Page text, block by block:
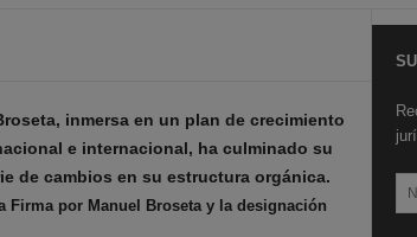
inmersa en un plan de crecimiento
e internacional, ha culminado su
de cambios en su estructura orgánica.
Firma por Manuel Broseta y la designación